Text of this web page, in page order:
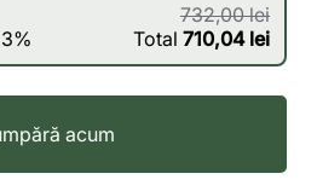
732,00 lei
Total 710,04 lei
acum